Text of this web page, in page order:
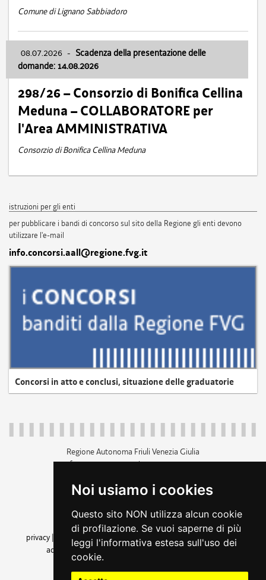
Noi usiamo i cookies
Questo sito NON utilizza alcun cookie
di profilazione. Se vuoi saperne di più
leggi l'informativa estesa sull'uso dei
cookie.
Comune di Lignano Sabbiadoro
08.07.2026 - Scadenza della presentazione delle
domande: 14.08.2026
298/26 – Consorzio di Bonifica Cellina
Meduna – COLLABORATORE per
l'Area AMMINISTRATIVA
Consorzio di Bonifica Cellina Meduna
istruzioni per gli enti
per pubblicare i bandi di concorso sul sito della Regione gli enti devono
utilizzare l'e-mail
info.concorsi.aall@regione.fvg.it
Concorsi in atto e conclusi, situazione delle graduatorie
Regione Autonoma Friuli Venezia Giulia
c.f. 80014930327; p.iva 00526040324
+39 040 3771111
amministrazione trasparente
privacy
cookie |note legali accessibilità
dichiarazione di
accessibilità| feedback
cambio preferenze cookie